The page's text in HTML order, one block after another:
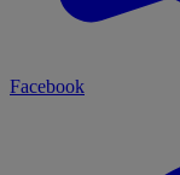
Facebook